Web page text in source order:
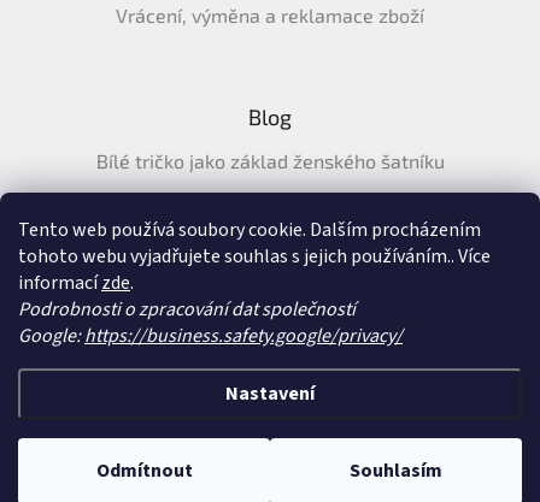
Tento web používá soubory cookie. Dalším procházením
tohoto webu vyjadřujete souhlas s jejich používáním.. Více
informacízde.
Podrobnosti o zpracování dat společností
Google:https://business.safety.google/privacy/
Nastavení
Odmítnout Souhlasím
Vrácení, výměna a reklamace zboží
Blog
Bílé tričko jako základ ženského šatníku
tričko na léto
Průvodce letními šaty: pohodlné, vzdušné a ženské šaty na
Vytvořil Shoptet &
SatySukne.cz
Upravit nastavení